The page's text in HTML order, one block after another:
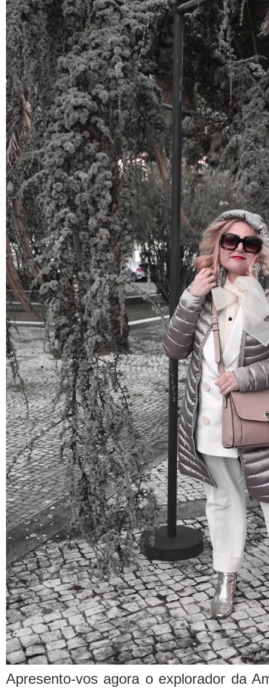
Apresento-vos agora o explorador da